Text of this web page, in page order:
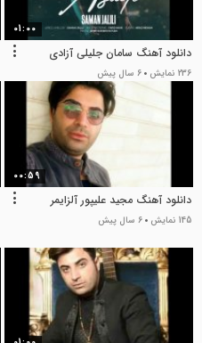
01:00
دانلود آهنگ سامان جلیلی آزادی
236 نمایش 6 سال پیش
00:59
دانلود آهنگ مجید علیپور آلزایمر
145 نمایش 6 سال پیش